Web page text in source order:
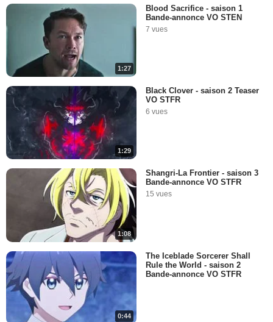
1:27
Blood Sacrifice - saison 1
Bande-annonce VO STEN
7 vues
1:29
Black Clover - saison 2 Teaser
VO STFR
6 vues
1:08
Shangri-La Frontier - saison 3
Bande-annonce VO STFR
15 vues
0:44
The Iceblade Sorcerer Shall
Rule the World - saison 2
Bande-annonce VO STFR